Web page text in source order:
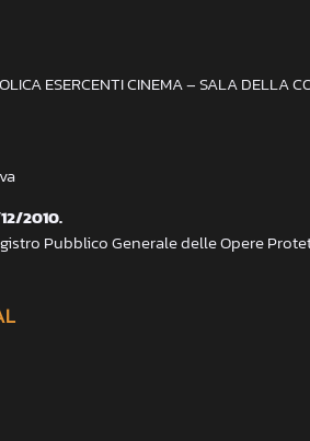
ESERCENTI CINEMA – SALA DELLA
2010.
Pubblico Generale delle Opere